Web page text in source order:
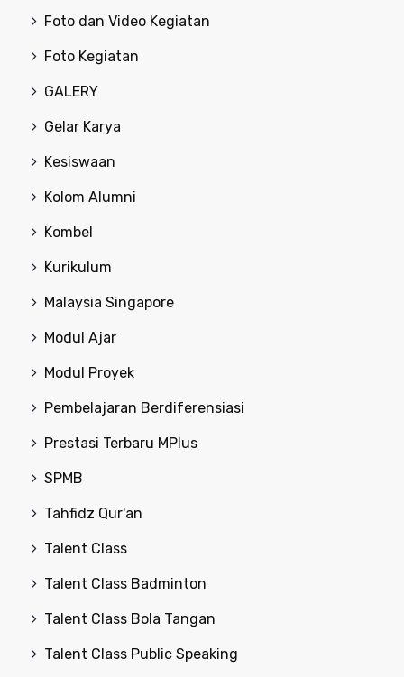
Foto dan Video Kegiatan
Foto Kegiatan
GALERY
Gelar Karya
Kesiswaan
Kolom Alumni
Kombel
Kurikulum
Malaysia Singapore
Modul Ajar
Modul Proyek
Pembelajaran Berdiferensiasi
Prestasi Terbaru MPlus
SPMB
Tahfidz Qur'an
Talent Class
Talent Class Badminton
Talent Class Bola Tangan
Talent Class Public Speaking